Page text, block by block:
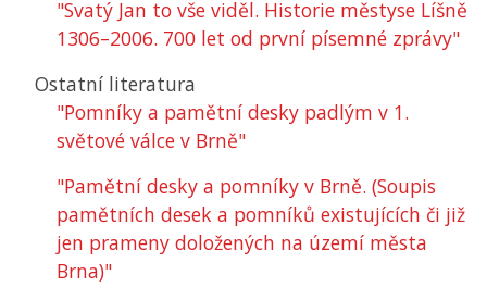
"Svatý Jan to vše viděl. Historie městyse Líšně
1306–2006. 700 let od první písemné zprávy"
Ostatní literatura
"Pomníky a pamětní desky padlým v 1.
světové válce v Brně"
"Pamětní desky a pomníky v Brně. (Soupis
pamětních desek a pomníků existujících či již
jen prameny doložených na území města
Brna)"